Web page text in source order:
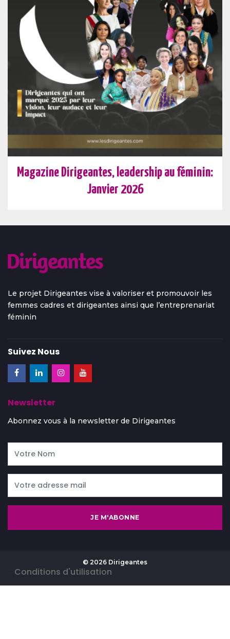
Magazine Dirigeantes, leadership au féminin:
Janvier 2026
Le projet Dirigeantes vise à valoriser et promouvoir les
femmes cadres et dirigeantes ainsi que l’entreprenariat
féminin
Suivez Nous
Newsletter
Abonnez vous à la newsletter de Dirigeantes
JE M'ABONNE
© 2026 Dirigeantes
Conditions d'utilisation